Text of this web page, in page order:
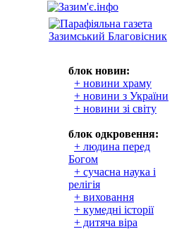
блок новин:
+ новини храму
+ новини з України
+ новини зі світу
блок одкровення:
+ людина перед
Богом
+ сучасна наука і
релігія
+ виховання
+ кумедні історії
+ дитяча віра